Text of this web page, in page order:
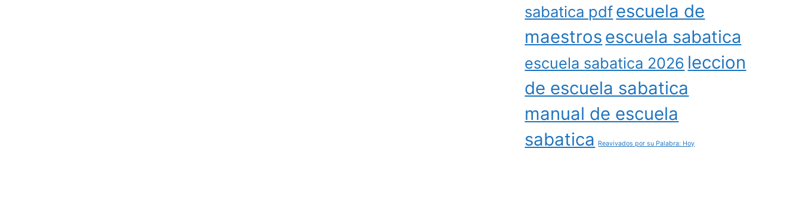
sabatica pdfescuela de
maestros escuela sabatica
escuela sabatica 2026 leccion
de escuela sabatica
manual de escuela
sabatica
Reavivados por su Palabra: Hoy